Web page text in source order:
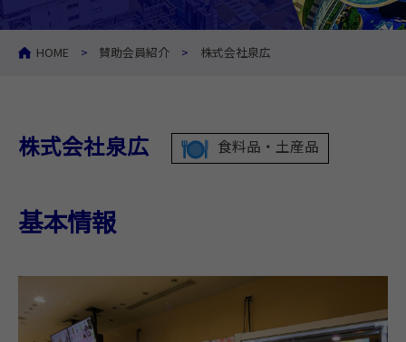
HOME 賛助会員紹介 株式会社泉広
株式会社泉広 食料品・土産品
基本情報